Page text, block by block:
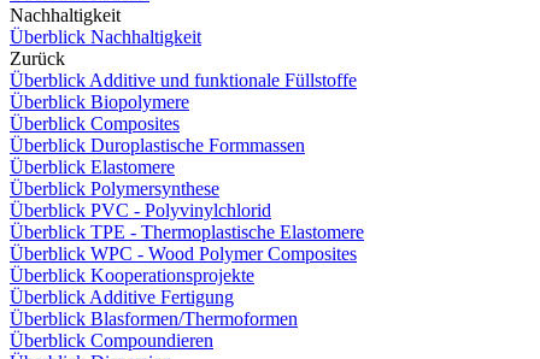
Nachhaltigkeit
Überblick Nachhaltigkeit
Zurück
Überblick Additive und funktionale Füllstoffe
Überblick Biopolymere
Überblick Composites
Überblick Duroplastische Formmassen
Überblick Elastomere
Überblick Polymersynthese
Überblick PVC - Polyvinylchlorid
Überblick TPE - Thermoplastische Elastomere
Überblick WPC - Wood Polymer Composites
Überblick Kooperationsprojekte
Überblick Additive Fertigung
Überblick Blasformen/Thermoformen
Überblick Compoundieren